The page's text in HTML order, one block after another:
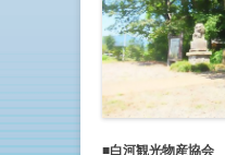
■白河観光物産協会